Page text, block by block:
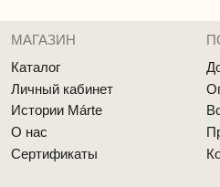
MÁRTE © 2026 Все права защищены